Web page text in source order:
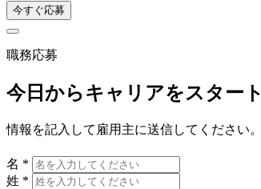
今すぐ応募
職務応募
今日からキャリアをスタート
情報を記入して雇用主に送信してください。
名 *
姓 *